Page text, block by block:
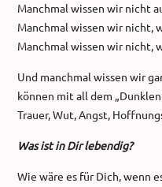
Manchmal wissen wir nicht
Manchmal wissen wir nicht,
Manchmal wissen wir nicht,
Und manchmal wissen wir
können mit all dem
Trauer, Wut, Angst,
Was ist in Dir lebendig?
Wie wäre es für Dich, wenn